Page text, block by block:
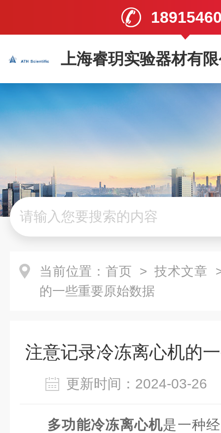
上海睿玥实验器材有
当前位置： 首页 > 技术文章
的一些重要原始数据
注意记录冷冻离心机的
更新时间：2024-03-
多功能冷冻离心机是一种